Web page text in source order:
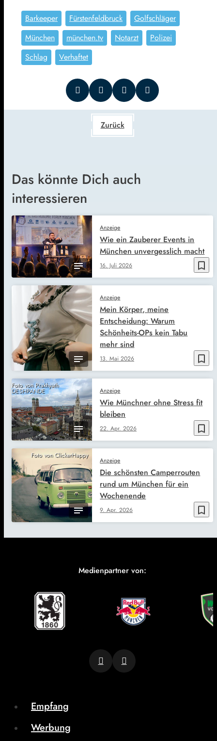
Barkeeper Fürstenfeldbruck
Golfschläger
München
münchen.tv Notarzt
Polizei
Schlag
Verhaftet
Zurück
Das könnte Dich auch
interessieren
bookmark_border
Anzeige
16. Juli 2026
Wie ein Zauberer Events in
München unvergesslich macht
bookmark_border
Anzeige
13. Mai 2026
Mein Körper, meine
Entscheidung: Warum
Schönheits-OPs kein Tabu
mehr sind
Foto von Prakhyath
DESHPANDE
bookmark_border
Anzeige
22. Apr. 2026
Wie Münchner ohne Stress fit
bleiben
Foto von ClickerHappy
bookmark_border
Anzeige
9. Apr. 2026
Die schönsten Camperrouten
rund um München für ein
Wochenende
Medienpartner von:
Empfang
Werbung